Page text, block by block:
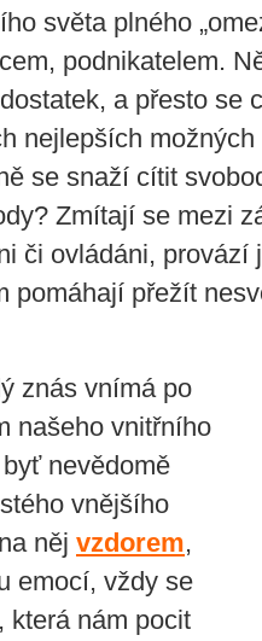
světa plného
podnikatelem.
a přesto se
nejlepších
se snaží cítit
Zmítají se mezi
či ovládáni,
pomáhají přežít
znás vnímá po
našeho vnitřního
nevědomě
vnějšího
něj vzdorem,
emocí, vždy se
která nám pocit